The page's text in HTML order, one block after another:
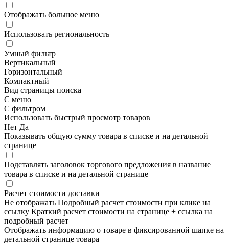
Отображать большое меню
Использовать региональность
Умный фильтр
Вертикальный
Горизонтальный
Компактный
Вид страницы поиска
С меню
С фильтром
Использовать быстрый просмотр товаров
Нет Да
Показывать общую сумму товара в списке и на детальной
странице
Подставлять заголовок торгового предложения в название
товара в списке и на детальной странице
Расчет стоимости доставки
Не отображать Подробный расчет стоимости при клике на
ссылку Краткий расчет стоимости на странице + ссылка на
подробный расчет
Отображать информацию о товаре в фиксированной шапке на
детальной странице товара